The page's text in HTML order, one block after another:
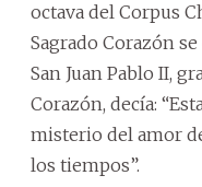
octava del Corpus
Sagrado Corazón
San Juan Pablo II,
Corazón, decía:
misterio del amor
los tiempos”.